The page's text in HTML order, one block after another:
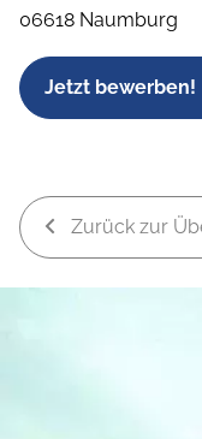
06618 Naumburg
Jetzt bewerben!
Zurück zur